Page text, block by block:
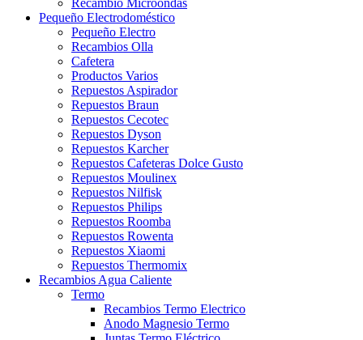
Recambio Microondas
Pequeño Electrodoméstico
Pequeño Electro
Recambios Olla
Cafetera
Productos Varios
Repuestos Aspirador
Repuestos Braun
Repuestos Cecotec
Repuestos Dyson
Repuestos Karcher
Repuestos Cafeteras Dolce Gusto
Repuestos Moulinex
Repuestos Nilfisk
Repuestos Philips
Repuestos Roomba
Repuestos Rowenta
Repuestos Xiaomi
Repuestos Thermomix
Recambios Agua Caliente
Termo
Recambios Termo Electrico
Anodo Magnesio Termo